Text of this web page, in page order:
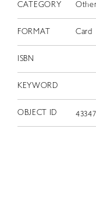
CATEGORY
FORMAT Card
ISBN
KEYWORD
OBJECT ID 43347